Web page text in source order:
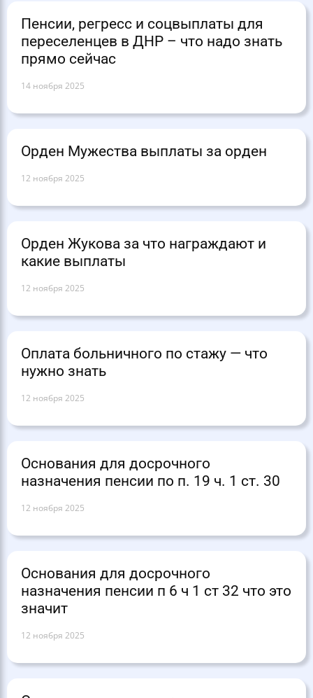
Пенсии, регресс и соцвыплаты для
переселенцев в ДНР – что надо знать
прямо сейчас
14 ноября 2025
Орден Мужества выплаты за орден
12 ноября 2025
Орден Жукова за что награждают и
какие выплаты
12 ноября 2025
Оплата больничного по стажу — что
нужно знать
12 ноября 2025
Основания для досрочного
назначения пенсии по п. 19 ч. 1 ст. 30
12 ноября 2025
Основания для досрочного
назначения пенсии п 6 ч 1 ст 32 что это
значит
12 ноября 2025